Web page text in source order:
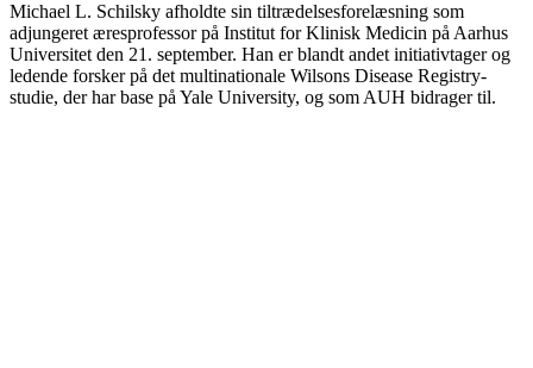
Michael L. Schilsky afholdte sin tiltrædelsesforelæsning som
adjungeret æresprofessor på Institut for Klinisk Medicin på Aarhus
Universitet den 21. september. Han er blandt andet initiativtager og
ledende forsker på det multinationale Wilsons Disease Registry-
studie, der har base på Yale University, og som AUH bidrager til.